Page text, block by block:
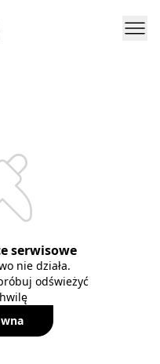
serwisowe
nie działa.
odświeżyć